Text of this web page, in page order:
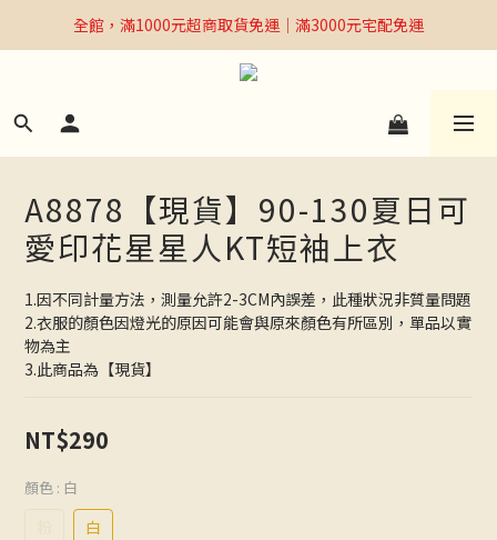
全館，滿1000元超商取貨免運｜滿3000元宅配免運
全館，滿1000元超商取貨免運｜滿3000元宅配免運
Welcome
全館，滿1000元超商取貨免運｜滿3000元宅配免運
A8878【現貨】90-130夏日可
愛印花星星人KT短袖上衣
1.因不同計量方法，測量允許2-3CM內誤差，此種狀況非質量問題
2.衣服的顏色因燈光的原因可能會與原來顏色有所區別，單品以實
物為主
3.此商品為【現貨】
NT$290
顏色 : 白
白